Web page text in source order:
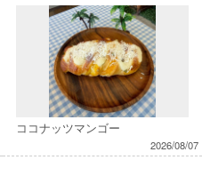
ココナッツマンゴー
2026/08/07